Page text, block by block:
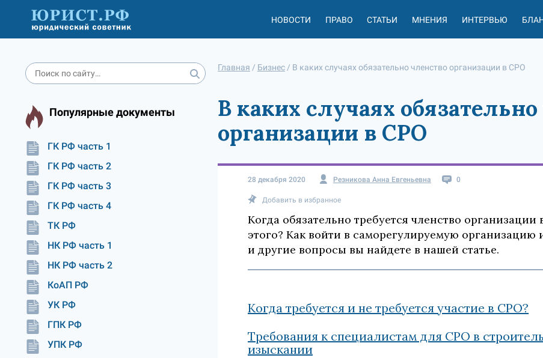
НОВОСТИ ПРАВО СТАТЬИ МНЕНИЯ ИНТЕРВЬЮ
Популярные документы
ГК РФ часть 1
ГК РФ часть 2
ГК РФ часть 3
ГК РФ часть 4
ТК РФ
НК РФ часть 1
НК РФ часть 2
КоАП РФ
УК РФ
ГПК РФ
УПК РФ
Главная / Бизнес / В каких случаях обязательно членство организации в СРО
В каких случаях
организации в СРО
28 декабря 2020 Резникова Анна Евгеньевна 0
Добавить в избранное
Когда обязательно требуется членство
этого? Как войти в саморегулируемую организацию
и другие вопросы вы найдете в нашей статье.
Когда требуется и не требуется участие в СРО?
Требования к специалистам для СРО в
изыскании